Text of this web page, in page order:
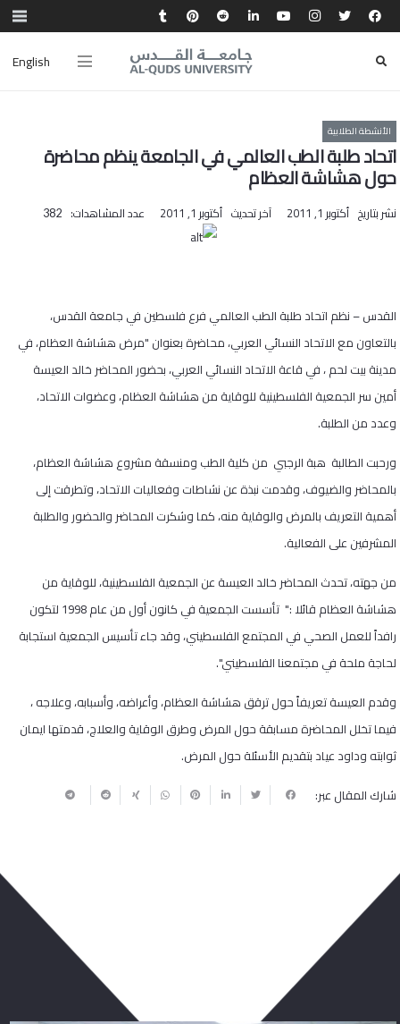
English
الأنشطة الطلابية
اتحاد طلبة الطب العالمي في الجامعة ينظم محاضرة
حول هشاشة العظام
نشر بتاريخ أكتوبر 1, 2011 آخر تحديث أكتوبر 1, 2011 عدد المشاهدات: 382
القدس – نظم اتحاد طلبة الطب العالمي فرع فلسطين في جامعة القدس،
بالتعاون مع الاتحاد النسائي العربي، محاضرة بعنوان "مرض هشاشة العظام، في
مدينة بيت لحم ، في قاعة الاتحاد النسائي العربي، بحضور المحاضر خالد العيسة
أمين سر الجمعية الفلسطينية للوقاية من هشاشة العظام، وعضوات الاتحاد،
وعدد من الطلبة.
ورحبت الطالبة هبة الرجبي من كلية الطب ومنسقة مشروع هشاشة العظام،
بالمحاضر والضيوف، وقدمت نبذة عن نشاطات وفعاليات الاتحاد، وتطرقت إلى
أهمية التعريف بالمرض والوقاية منه، كما وشكرت المحاضر والحضور والطلبة
المشرفين على الفعالية.
من جهته، تحدث المحاضر خالد العيسة عن الجمعية الفلسطينية، للوقاية من
هشاشة العظام قائلا :" تأسست الجمعية في كانون أول من عام 1998 لتكون
رافداً للعمل الصحي في المجتمع الفلسطيني، وقد جاء تأسيس الجمعية استجابة
لحاجة ملحة في مجتمعنا الفلسطيني".
وقدم العيسة تعريفاً حول ترقق هشاشة العظام، وأعراضه، وأسبابه، وعلاجه ،
فيما تخلل المحاضرة مسابقة حول المرض وطرق الوقاية والعلاج، قدمتها ايمان
ثوابته وداود عياد بتقديم الأسئلة حول المرض.
شارك المقال عبر: